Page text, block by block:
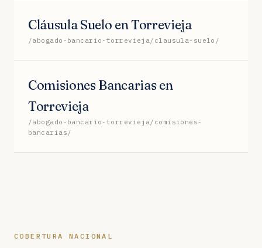
Cláusula Suelo en Torrevieja
/abogado-bancario-torrevieja/clausula-suelo/
Comisiones Bancarias en
Torrevieja
/abogado-bancario-torrevieja/comisiones-
bancarias/
COBERTURA NACIONAL